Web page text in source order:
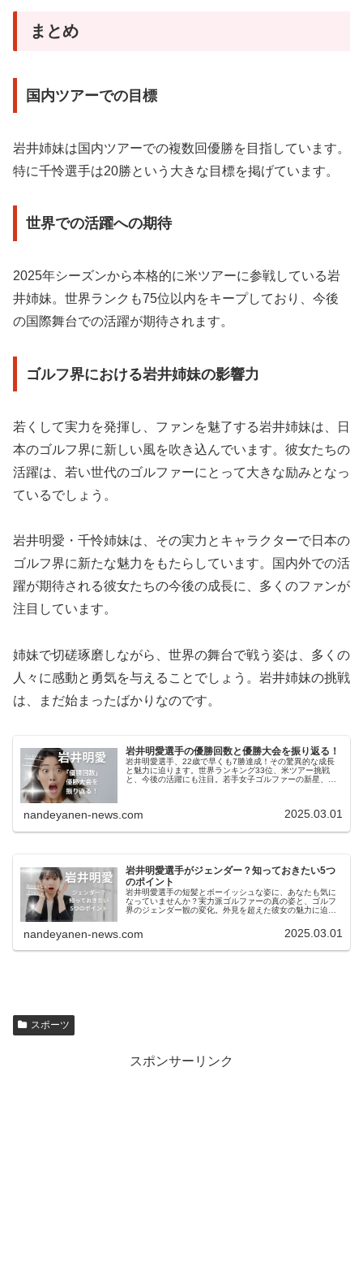
まとめ
国内ツアーでの目標
岩井姉妹は国内ツアーでの複数回優勝を目指しています。
特に千怜選手は20勝という大きな目標を掲げています。
世界での活躍への期待
2025年シーズンから本格的に米ツアーに参戦している岩
井姉妹。世界ランクも75位以内をキープしており、今後
の国際舞台での活躍が期待されます。
ゴルフ界における岩井姉妹の影響力
若くして実力を発揮し、ファンを魅了する岩井姉妹は、日
本のゴルフ界に新しい風を吹き込んでいます。彼女たちの
活躍は、若い世代のゴルファーにとって大きな励みとなっ
ているでしょう。
岩井明愛・千怜姉妹は、その実力とキャラクターで日本の
ゴルフ界に新たな魅力をもたらしています。国内外での活
躍が期待される彼女たちの今後の成長に、多くのファンが
注目しています。
姉妹で切磋琢磨しながら、世界の舞台で戦う姿は、多くの
人々に感動と勇気を与えることでしょう。岩井姉妹の挑戦
は、まだ始まったばかりなのです。
岩井明愛選手の優勝回数と優勝大会を振り返る！
岩井明愛選手、22歳で早くも7勝達成！その驚異的な成長
と魅力に迫ります。世界ランキング33位、米ツアー挑戦
と、今後の活躍にも注目。若手女子ゴルファーの新星、そ
nandeyanen-news.com 2025.03.01
岩井明愛選手がジェンダー？知っておきたい5つ
のポイント
岩井明愛選手の短髪とボーイッシュな姿に、あなたも気に
なっていませんか？実力派ゴルファーの真の姿と、ゴルフ
界のジェンダー観の変化。外見を超えた彼女の魅力に迫り
nandeyanen-news.com 2025.03.01
スポーツ
スポンサーリンク